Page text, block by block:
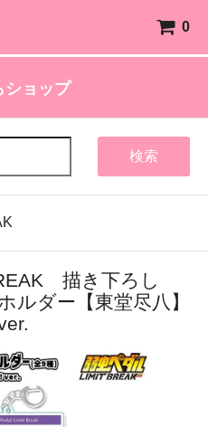
0
ショップ
検索
描き下ろし
ルダー【東堂尽八】